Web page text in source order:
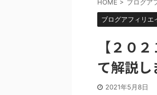
HOME > ブログア
ブログアフィリエ
【２０
て解説し
2021年5月8日